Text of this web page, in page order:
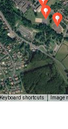
Keyboard shortcuts Image